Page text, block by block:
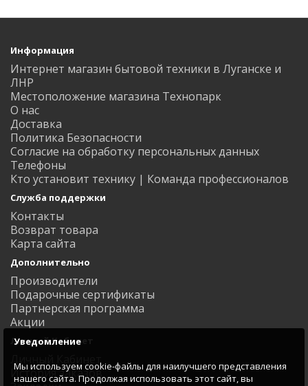
Информация
Интернет магазин бытовой техники в Луганске и
ЛНР
Местоположение магазина Технопарк
О нас
Доставка
Политика Безопасности
Согласие на обработку персональных данных
Телефоны
Кто установит технику | Команда профессионалов
Служба поддержки
Контакты
Возврат товара
Карта сайта
Дополнительно
Производители
Подарочные сертификаты
Партнерская программа
Акции
Личный Кабинет
Личный Кабинет
История заказов
Уведомление
Мы используем cookie-файлы для наилучшего представления
нашего сайта. Продолжая использовать этот сайт, вы